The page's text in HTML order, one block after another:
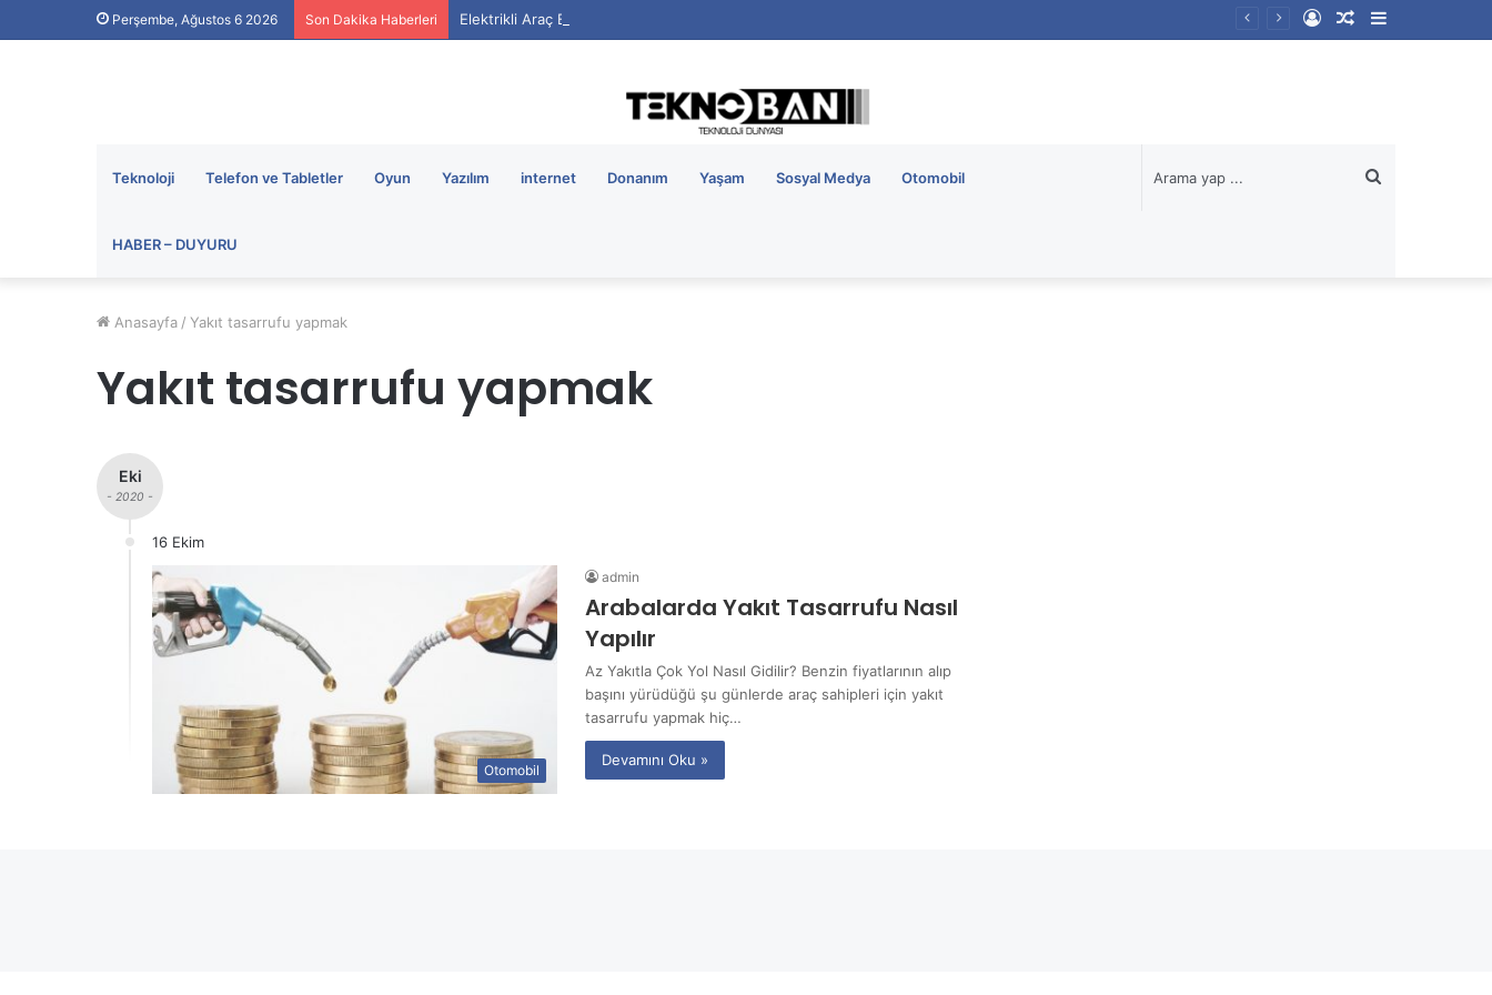
Perşembe, Ağustos 6 2026 Son Dakika Haberleri Elektrikli Araç Bataryalarının Ömrü Nasıl Uzatılır?
Kenar
Rastgele
Kayıt
Teknoloji Telefon ve Tabletler Oyun Yazılım internet Donanım Yaşam Sosyal Medya Otomobil
HABER – DUYURU
Anasayfa / Yakıt tasarrufu yapmak
Yakıt tasarrufu yapmak
Eki
- 2020 -
16 Ekim
Otomobil
admin
Arabalarda Yakıt Tasarrufu Nasıl
Yapılır
Az Yakıtla Çok Yol Nasıl Gidilir? Benzin fiyatlarının alıp
başını yürüdüğü şu günlerde araç sahipleri için yakıt
tasarrufu yapmak hiç…
Devamını Oku »